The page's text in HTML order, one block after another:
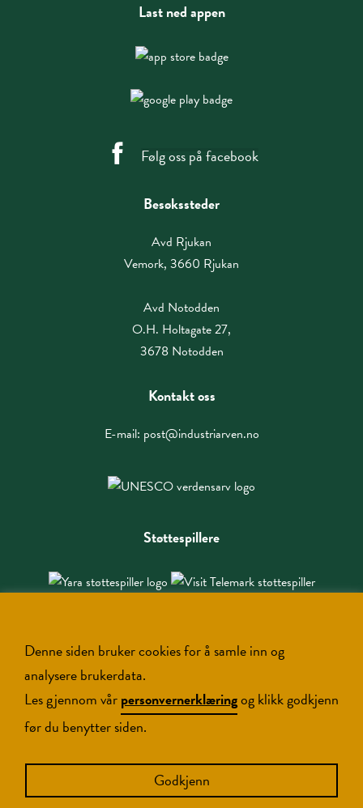
Last ned appen
Følg oss på facebook
Besøkssteder
Avd Rjukan
Vemork, 3660 Rjukan
Avd Notodden
O.H. Holtagate 27,
3678 Notodden
Kontakt oss
E-mail: post@industriarven.no
Støttespillere
Copyright NIA © 2026
Designed and developed byBrandingbox.no
Denne siden bruker cookies for å samle inn og
analysere brukerdata.
Les gjennom vårpersonvernerklæringog klikk godkjenn
før du benytter siden.
Godkjenn